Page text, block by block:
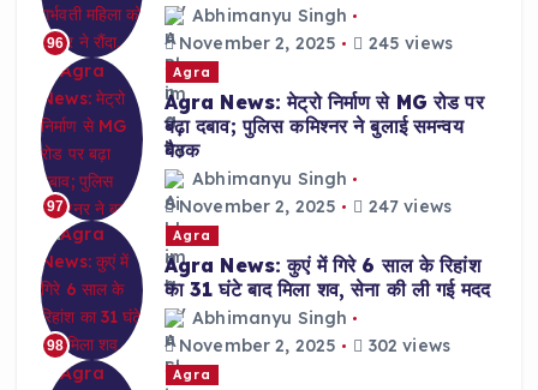
96
Abhimanyu Singh
November 2, 2025
245 views
97
Agra
Agra News: मेट्रो निर्माण से MG रोड पर
बढ़ा दबाव; पुलिस कमिश्नर ने बुलाई समन्वय
बैठक
Abhimanyu Singh
November 2, 2025
247 views
98
Agra
Agra News: कुएं में गिरे 6 साल के रिहांश
का 31 घंटे बाद मिला शव, सेना की ली गई मदद
Abhimanyu Singh
November 2, 2025
302 views
Agra